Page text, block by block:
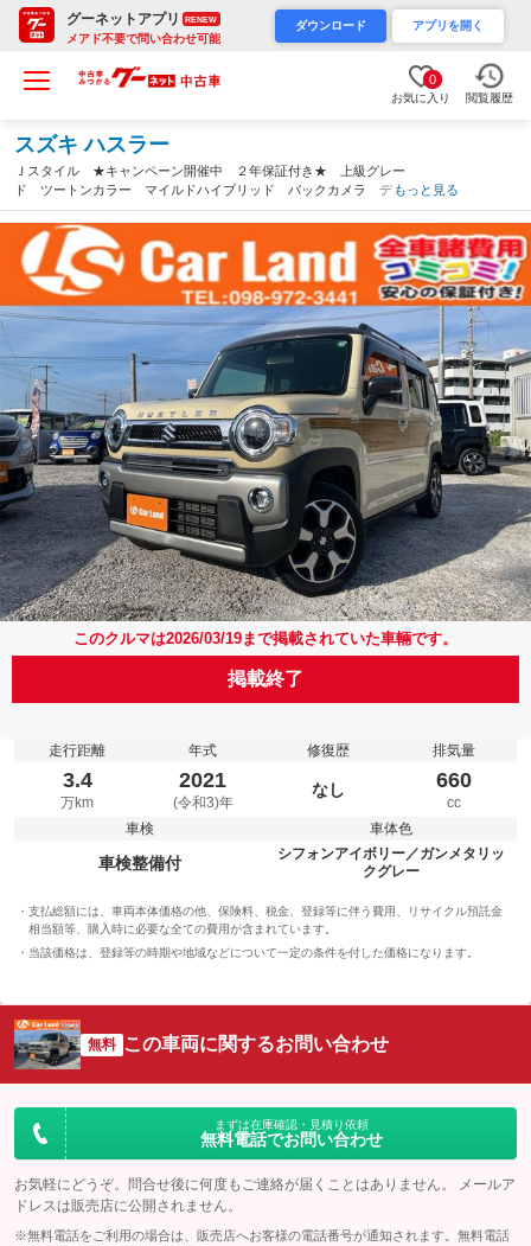
グーネットアプリ RENEW
メアド不要で問い合わせ可能
ダウンロード アプリを開く
0
お気に入り 閲覧履歴
スズキ ハスラー
Ｊスタイル ★キャンペーン開催中 ２年保証付き★ 上級グレー
ド ツートンカラー マイルドハイブリッド バックカメラ デュ
アルカメラ衝突軽減 ＵＳＢ接続可能 Ｂｌｕｅｔｏｏｔｈ 車検
整備付き（沖縄県）
もっと見る
このクルマは2026/03/19まで掲載されていた車輛です。
掲載終了
走行距離
3.4
万km
年式
2021
(令和3)年
修復歴
なし
排気量
660
cc
車検
車検整備付
車体色
シフォンアイボリー／ガンメタリッ
クグレー
支払総額には、車両本体価格の他、保険料、税金、登録等に伴う費用、リサイクル預託金
相当額等、購入時に必要な全ての費用が含まれています。
当該価格は、登録等の時期や地域などについて一定の条件を付した価格になります。
無料 この車両に関するお問い合わせ
まずは在庫確認・見積り依頼
無料電話でお問い合わせ
お気軽にどうぞ。問合せ後に何度もご連絡が届くことはありません。 メールア
ドレスは販売店に公開されません。
※無料電話をご利用の場合は、販売店へお客様の電話番号が通知されます。無料電話